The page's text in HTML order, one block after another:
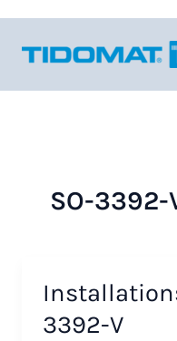
innehåll
SO-3392-
3392-V